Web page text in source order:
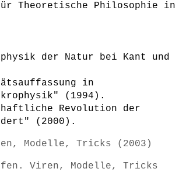
Theoretische Philosophie in
der Natur bei Kant und
in
(1994).
Revolution der
(2000).
Modelle, Tricks (2003)
Viren, Modelle, Tricks